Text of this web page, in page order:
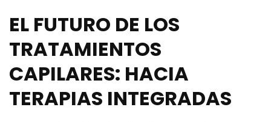
EL FUTURO DE LOS
TRATAMIENTOS
CAPILARES: HACIA
TERAPIAS INTEGRADAS